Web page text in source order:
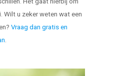
Wilt u zeker weten wat een
Vraag dan gratis en